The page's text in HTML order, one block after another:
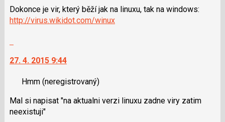
následující
a
předchozí
nový
názor
Dokonce je vir, který běží jak na linuxu, tak na windows:
http://virus.wikidot.com/winux
další
názor.
navigaci
lze
27. 4. 2015 9:44
Hmm (neregistrovaný)
Mal si napisat "na aktualni verzi linuxu zadne viry zatim
neexistuji"